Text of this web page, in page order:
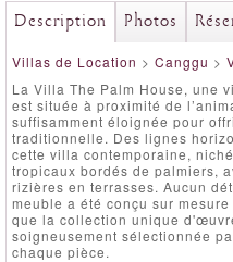
Description Photos
Villas de Location > Canggu >
La Villa The Palm House, une
est située à proximité de
suffisamment éloignée pour
traditionnelle. Des lignes
cette villa contemporaine,
tropicaux bordés de palmiers,
rizières en terrasses. Aucun
meuble a été conçu sur
que la collection unique
soigneusement sélectionnée
chaque pièce.